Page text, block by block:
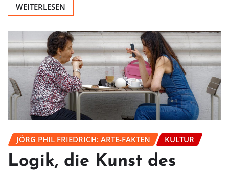
WEITERLESEN
JÖRG PHIL FRIEDRICH: ARTE-FAKTEN KULTUR
Logik, die Kunst des